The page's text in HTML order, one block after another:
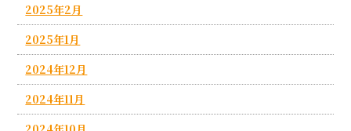
2025年2月
2025年1月
2024年12月
2024年11月